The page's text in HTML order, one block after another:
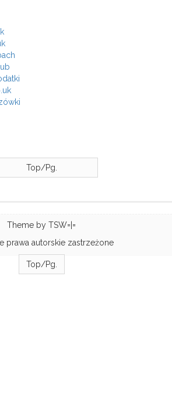
Top/Pg.
Theme by TSW=|=
prawa autorskie zastrzeżone
Top/Pg.